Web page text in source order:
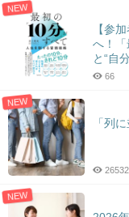
NEW
【参
へ！
と“自
66
NEW
「列
26532
NEW